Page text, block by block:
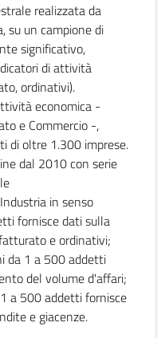
realizzata da
su un campione di
significativo,
di attività
ordinativi).
economica -
e Commercio -,
di oltre 1.300 imprese.
dal 2010 con serie
in senso
fornisce dati sulla
e ordinativi;
da 1 a 500 addetti
del volume d'affari;
a 500 addetti fornisce
e giacenze.